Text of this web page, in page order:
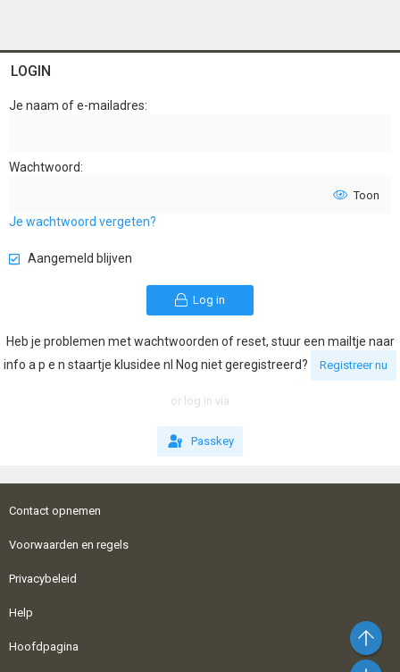
LOGIN
Je naam of e-mailadres
Wachtwoord
Toon
Je wachtwoord vergeten?
Aangemeld blijven
Log in
Heb je problemen met wachtwoorden of reset, stuur een mailtje naar
info a p e n staartje klusidee nl Nog niet geregistreerd?
Registreer nu
or log in via
Passkey
Contact opnemen
Voorwaarden en regels
Privacybeleid
Help
Hoofdpagina